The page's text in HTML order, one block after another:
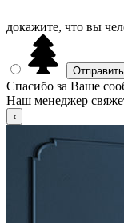
докажите, что вы
Спасибо за Ваше
Наш менеджер